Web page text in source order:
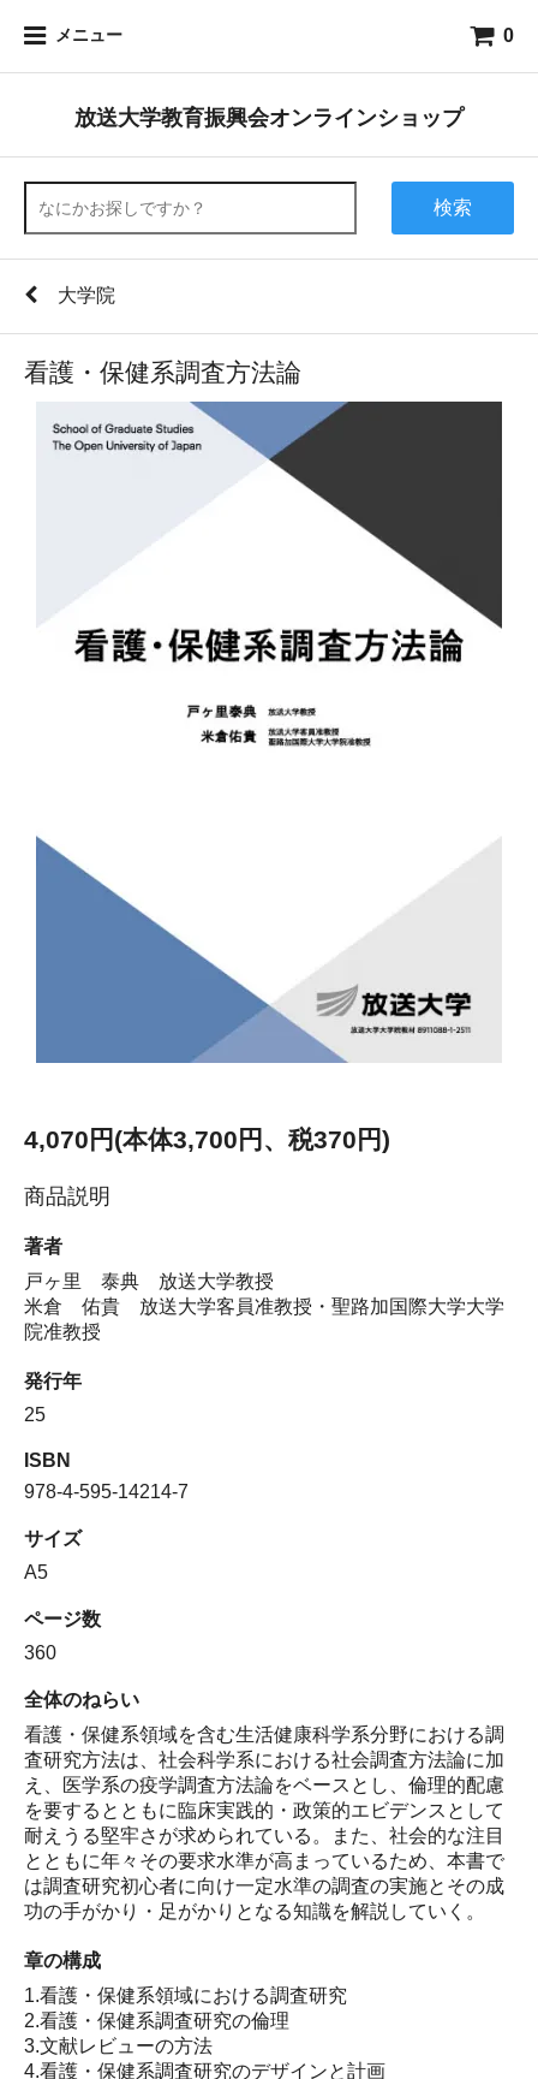
メニュー 0
放送大学教育振興会オンラインショップ
検索
大学院
看護・保健系調査方法論
4,070円(本体3,700円、税370円)
商品説明
著者
戸ヶ里 泰典 放送大学教授
米倉 佑貴 放送大学客員准教授・聖路加国際大学大学
院准教授
発行年
25
ISBN
978-4-595-14214-7
サイズ
A5
ページ数
360
全体のねらい
看護・保健系領域を含む生活健康科学系分野における調
査研究方法は、社会科学系における社会調査方法論に加
え、医学系の疫学調査方法論をベースとし、倫理的配慮
を要するとともに臨床実践的・政策的エビデンスとして
耐えうる堅牢さが求められている。また、社会的な注目
とともに年々その要求水準が高まっているため、本書で
は調査研究初心者に向け一定水準の調査の実施とその成
功の手がかり・足がかりとなる知識を解説していく。
章の構成
1.看護・保健系領域における調査研究
2.看護・保健系調査研究の倫理
3.文献レビューの方法
4.看護・保健系調査研究のデザインと計画